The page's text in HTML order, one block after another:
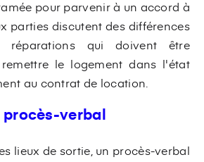
pour parvenir à un accord à
parties discutent des différences
réparations qui doivent être
le logement dans l'état
au contrat de location.
verbal
lieux de sortie, un procès-verbal